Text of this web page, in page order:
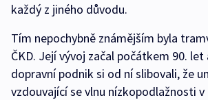
každý z jiného důvodu.
Tím nepochybně známějším byla
ČKD. Její vývoj začal počátkem 90. let
dopravní podnik si od ní slibovali, že
vzdouvající se vlnu nízkopodlažnosti v